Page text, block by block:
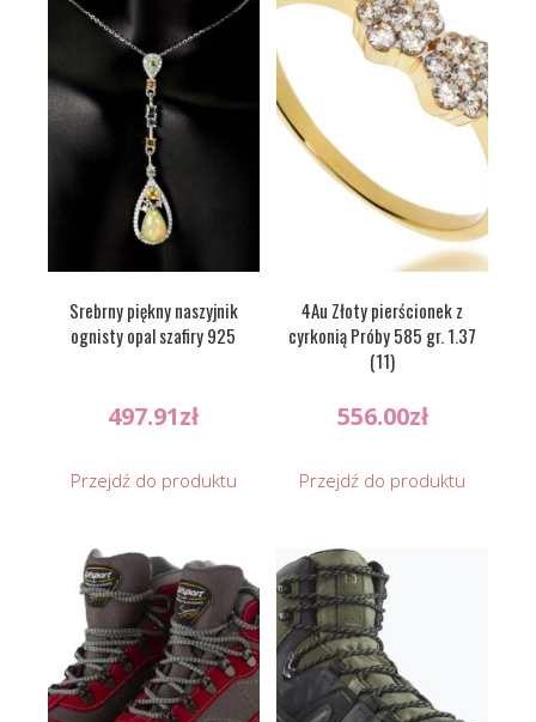
Srebrny piękny naszyjnik
ognisty opal szafiry 925
497.91zł
Przejdź do produktu
4Au Złoty pierścionek z
cyrkonią Próby 585 gr. 1.37
(11)
556.00zł
Przejdź do produktu